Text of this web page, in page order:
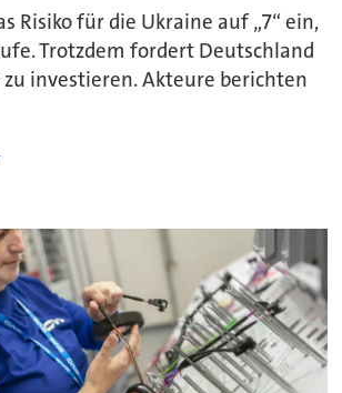
Risiko für die Ukraine auf „7“ ein,
Trotzdem fordert Deutschland
investieren. Akteure berichten